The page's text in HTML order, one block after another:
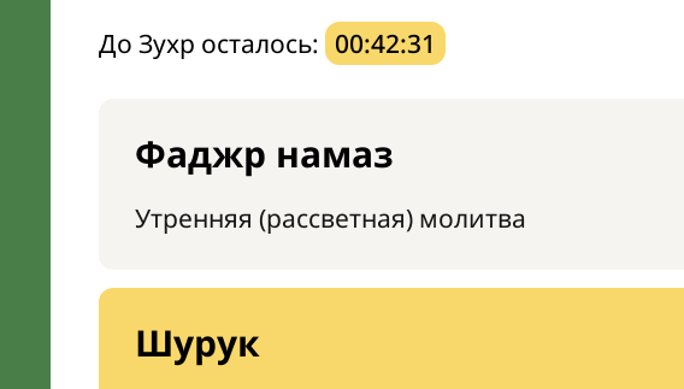
До Зухр осталось: 00:42:30
Фаджр намаз
Утренняя (рассветная) молитва
Шурук